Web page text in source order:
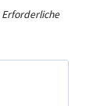
Erforderliche